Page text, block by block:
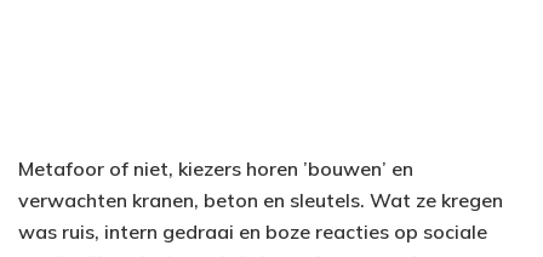
Metafoor of niet, kiezers horen ’bouwen’ en
verwachten kranen, beton en sleutels. Wat ze kregen
was ruis, intern gedraai en boze reacties op sociale